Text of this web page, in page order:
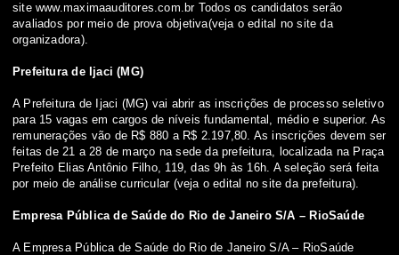
sitewww.maximaauditores.com.brTodos os candidatos serão
avaliados por meio de prova objetiva(veja o edital no site da
organizadora).
Prefeitura de Ijaci (MG)
A Prefeitura de Ijaci (MG) vai abrir as inscrições de processo seletivo
para 15 vagas em cargos de níveis fundamental, médio e superior. As
remunerações vão de R$ 880 a R$ 2.197,80. As inscrições devem ser
feitas de 21 a 28 de março na sede da prefeitura, localizada na Praça
Prefeito Elias Antônio Filho, 119, das 9h às 16h. A seleção será feita
por meio de análise curricular (veja o edital no site da prefeitura).
Empresa Pública de Saúde do Rio de Janeiro S/A – RioSaúde
A Empresa Pública de Saúde do Rio de Janeiro S/A – RioSaúde